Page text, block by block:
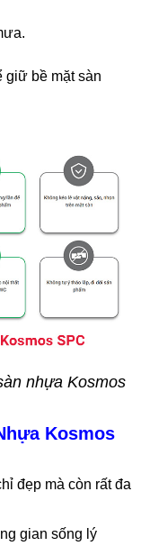
giữ bề mặt sàn
nhựa Kosmos
Kosmos
đẹp mà còn rất đa
gian sống lý